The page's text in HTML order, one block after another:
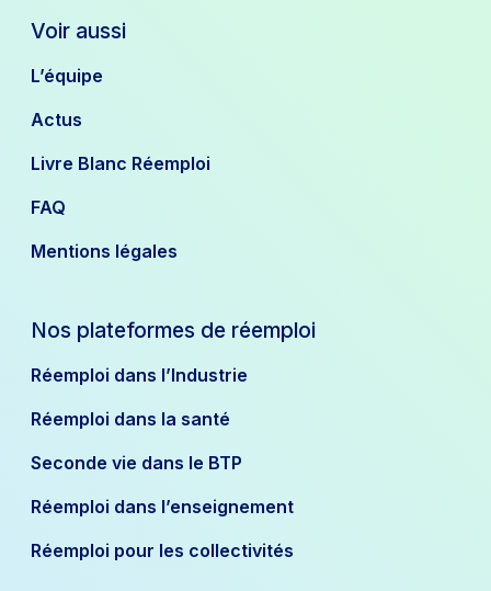
Voir aussi
L’équipe
Actus
Livre Blanc Réemploi
FAQ
Mentions légales
Nos plateformes de réemploi
Réemploi dans l’Industrie
Réemploi dans la santé
Seconde vie dans le BTP
Réemploi dans l’enseignement
Réemploi pour les collectivités